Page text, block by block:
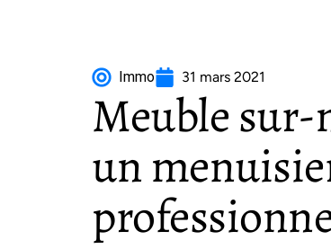
Immo 31 mars 2021
Meuble sur-
un